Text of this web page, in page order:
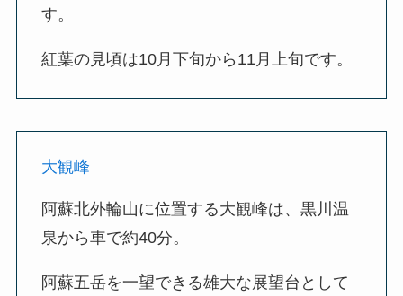
す。
紅葉の見頃は10月下旬から11月上旬です。
大観峰
阿蘇北外輪山に位置する大観峰は、黒川温
泉から車で約40分。
阿蘇五岳を一望できる雄大な展望台として